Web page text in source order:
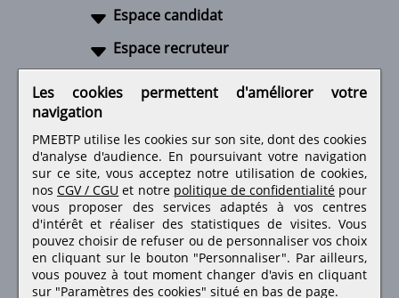
Espace candidat
Espace recruteur
Retrouvez-nous sur les réseaux sociaux
Les cookies permettent d'améliorer votre
navigation
PMEBTP utilise les cookies sur son site, dont des cookies
d'analyse d'audience. En poursuivant votre navigation
sur ce site, vous acceptez notre utilisation de cookies,
nos CGV / CGU et notre politique de confidentialité pour
vous proposer des services adaptés à vos centres
d'intérêt et réaliser des statistiques de visites.Vous
pouvez choisir de refuser ou de personnaliser vos choix
en cliquant sur le bouton "Personnaliser". Par ailleurs,
vous pouvez à tout moment changer d'avis en cliquant
sur "Paramètres des cookies" situé en bas de page.